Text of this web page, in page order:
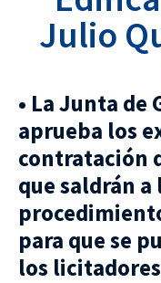
Julio
• La Junta de
aprueba los
contratación
que saldrán
para que se
los